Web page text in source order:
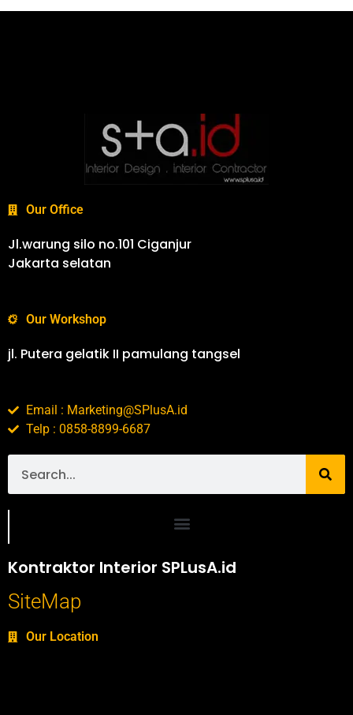
Our Office
Jl.warung silo no.101 Ciganjur
Jakarta selatan
Our Workshop
jl. Putera gelatik II pamulang tangsel
Email : Marketing@SPlusA.id
Telp : 0858-8899-6687
Kontraktor Interior SPLusA.id
SiteMap
Our Location